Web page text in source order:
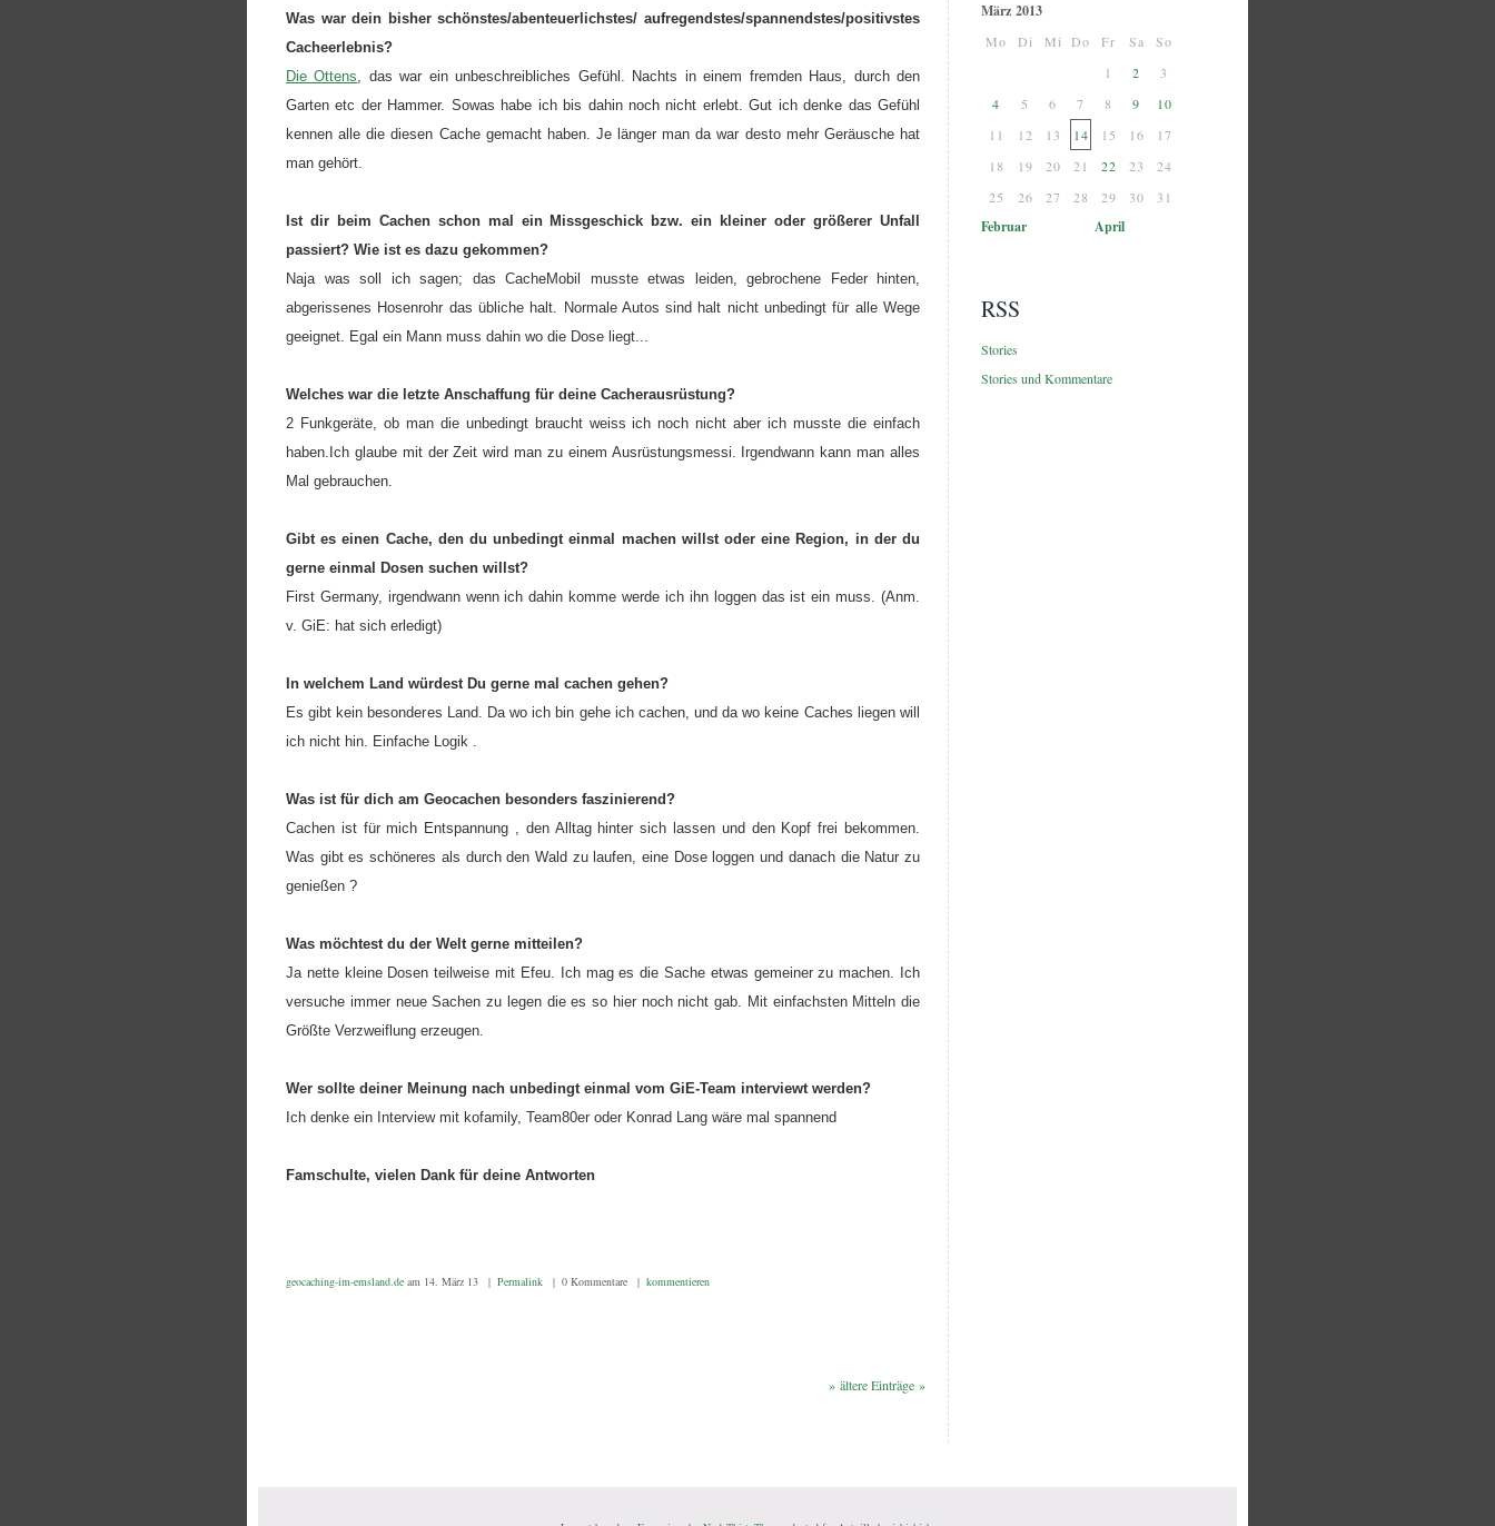
Was war dein bisher schönstes/abenteuerlichstes/ aufregendstes/spannendstes/positivstes
Cacheerlebnis?
Die Ottens, das war ein unbeschreibliches Gefühl. Nachts in einem fremden Haus, durch den
Garten etc der Hammer. Sowas habe ich bis dahin noch nicht erlebt. Gut ich denke das Gefühl
kennen alle die diesen Cache gemacht haben. Je länger man da war desto mehr Geräusche hat
man gehört.
Ist dir beim Cachen schon mal ein Missgeschick bzw. ein kleiner oder größerer Unfall
passiert? Wie ist es dazu gekommen?
Naja was soll ich sagen; das CacheMobil musste etwas leiden, gebrochene Feder hinten,
abgerissenes Hosenrohr das übliche halt. Normale Autos sind halt nicht unbedingt für alle Wege
geeignet. Egal ein Mann muss dahin wo die Dose liegt...
Welches war die letzte Anschaffung für deine Cacherausrüstung?
2 Funkgeräte, ob man die unbedingt braucht weiss ich noch nicht aber ich musste die einfach
haben.Ich glaube mit der Zeit wird man zu einem Ausrüstungsmessi. Irgendwann kann man alles
Mal gebrauchen.
Gibt es einen Cache, den du unbedingt einmal machen willst oder eine Region, in der du
gerne einmal Dosen suchen willst?
First Germany, irgendwann wenn ich dahin komme werde ich ihn loggen das ist ein muss. (Anm.
v. GiE: hat sich erledigt)
In welchem Land würdest Du gerne mal cachen gehen?
Es gibt kein besonderes Land. Da wo ich bin gehe ich cachen, und da wo keine Caches liegen will
ich nicht hin. Einfache Logik .
Was ist für dich am Geocachen besonders faszinierend?
Cachen ist für mich Entspannung , den Alltag hinter sich lassen und den Kopf frei bekommen.
Was gibt es schöneres als durch den Wald zu laufen, eine Dose loggen und danach die Natur zu
genießen ?
Was möchtest du der Welt gerne mitteilen?
Ja nette kleine Dosen teilweise mit Efeu. Ich mag es die Sache etwas gemeiner zu machen. Ich
versuche immer neue Sachen zu legen die es so hier noch nicht gab. Mit einfachsten Mitteln die
Größte Verzweiflung erzeugen.
Wer sollte deiner Meinung nach unbedingt einmal vom GiE-Team interviewt werden?
Ich denke ein Interview mit kofamily, Team80er oder Konrad Lang wäre mal spannend
Famschulte, vielen Dank für deine Antworten
geocaching-im-emsland.de am 14. März 13 | Permalink | 0 Kommentare | kommentieren
» ältere Einträge »
März 2013
Mo Di Mi Do Fr Sa
So
1
2
3
4
5 6 7 8 9
10
11
12 13 14 15 16
17
18
19 20 21 22 23
24
25
26 27 28 29 30 31
Februar April
RSS
Stories
Stories und Kommentare